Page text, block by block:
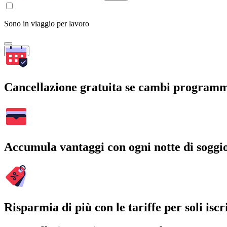
Sono in viaggio per lavoro
Cerca
Cancellazione gratuita se cambi
Accumula vantaggi con ogni notte di
Risparmia di più con le tariffe per soli